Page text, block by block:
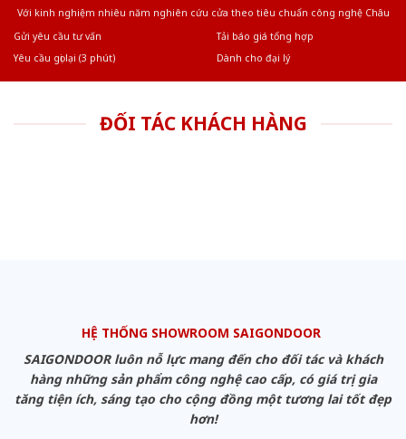
Với kinh nghiệm nhiêu năm nghiên cứu cửa theo tiêu chuẩn công nghệ Châu
Gửi yêu cầu tư vấn
Tải báo giá tổng hợp
Yêu cầu gọi lại (3 phút)
Dành cho đại lý
ĐỐI TÁC KHÁCH HÀNG
HỆ THỐNG SHOWROOM SAIGONDOOR
SAIGONDOOR luôn nỗ lực mang đến cho đối tác và khách
hàng những sản phẩm công nghệ cao cấp, có giá trị gia
tăng tiện ích, sáng tạo cho cộng đồng một tương lai tốt đẹp
hơn!